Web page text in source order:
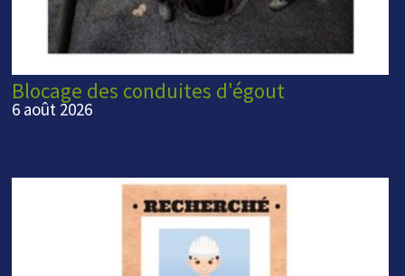
Blocage des conduites d'égout
6 août 2026